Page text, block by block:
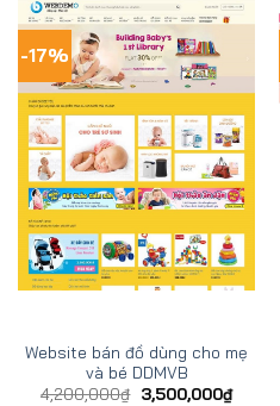
-17%
Website bán đồ dùng cho mẹ
và bé DDMVB
4,200,000₫ 3,500,000₫